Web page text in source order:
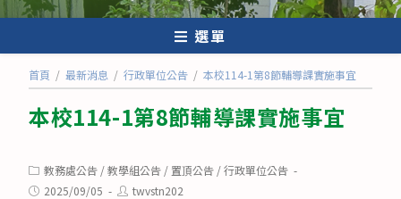
內
選單
首頁 / 最新消息 / 行政單位公告 / 本校114-1第8節輔導課實施事宜
本校114-1第8節輔導課實施事宜
Post
category:
教務處公告 /教學組公告 / 置頂公告 /行政單位公告
Post2025/09/05
Posttwvstn202